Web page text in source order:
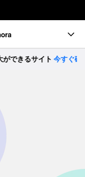
きるサイト今すぐ確認